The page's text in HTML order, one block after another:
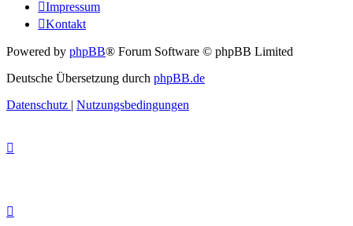
Impressum
Kontakt
Powered by phpBB® Forum Software © phpBB Limited
Deutsche Übersetzung durch phpBB.de
Datenschutz | Nutzungsbedingungen